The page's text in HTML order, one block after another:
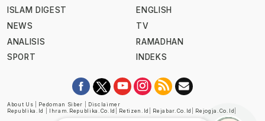
ISLAM DIGEST
NEWS
ANALISIS
SPORT
ENGLISH
TV
RAMADHAN
INDEKS
About Us Pedoman Siber
Disclaimer
Republika.id
Ihram.republika.co.id Retizen.id Rejabar.co.id Rejogja.co.id